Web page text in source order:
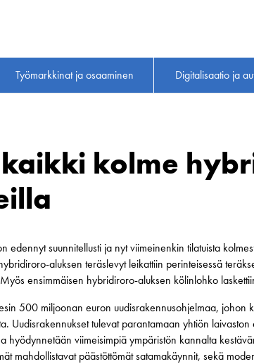
Työmarkkinat ja osaaminen Digitalisaatio ja
kaikki kolme
edennyt suunnitellusti ja nyt viimeinenkin tilatuista
aluksen teräslevyt leikattiin perinteisessä
ensimmäisen hybridiroro-aluksen kölinlohko
500 miljoonan euron uudisrakennusohjelmaa, johon
Uudisrakennukset tulevat parantamaan yhtiön
hyödynnetään viimeisimpiä ympäristön kannalta
mahdollistavat päästöttömät satamakäynnit, sekä